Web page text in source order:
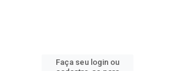
Faça seu login ou